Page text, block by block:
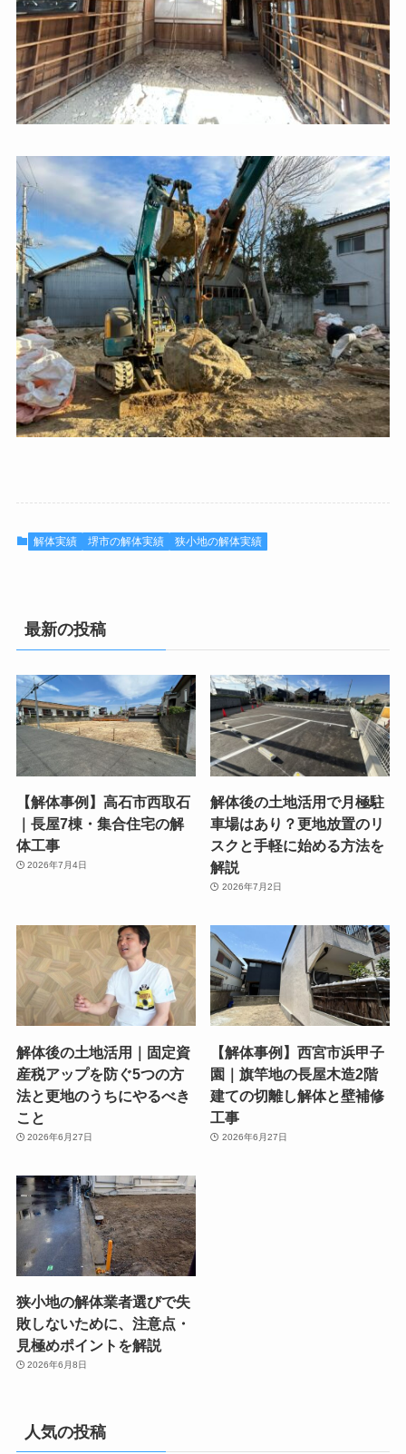
解体実績 堺市の解体実績 狭小地の解体実績
最新の投稿
【解体事例】高石市西取石
｜長屋7棟・集合住宅の解
体工事
2026年7月4日
解体後の土地活用で月極駐
車場はあり？更地放置のリ
スクと手軽に始める方法を
解説
2026年7月2日
解体後の土地活用｜固定資
産税アップを防ぐ5つの方
法と更地のうちにやるべき
こと
2026年6月27日
【解体事例】西宮市浜甲子
園｜旗竿地の長屋木造2階
建ての切離し解体と壁補修
工事
2026年6月27日
狭小地の解体業者選びで失
敗しないために、注意点・
見極めポイントを解説
2026年6月8日
人気の投稿